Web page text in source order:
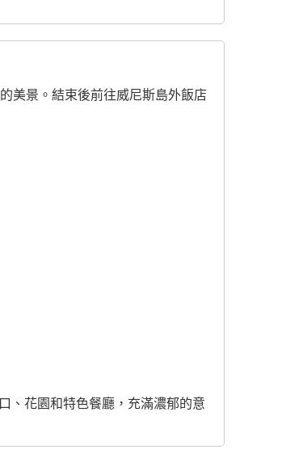
美景。結束後前往威尼斯島外飯店
、花園和特色餐廳，充滿濃郁的意